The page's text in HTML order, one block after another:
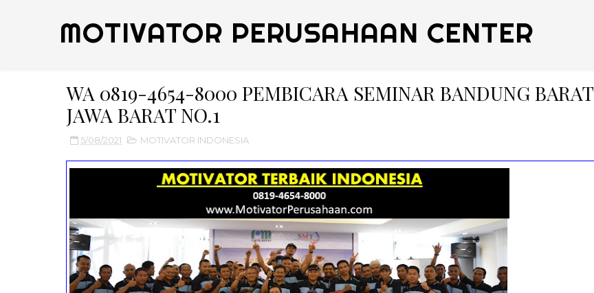
MOTIVATOR PERUSAHAAN CENTER
WA 0819-4654-8000 PEMBICARA SEMINAR BANDUNG BARAT
JAWA BARAT NO.1
5/08/2021 MOTIVATOR INDONESIA